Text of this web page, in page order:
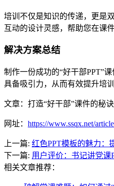
培训不仅是知识的传递，更是
互动的设计灵感，帮助您在课
解决方案总结
制作一份成功的“好干部PPT”
具备吸引力，从而有效提升培
文章：打造“好干部”课件的秘
网址： https://www.ssqx.net/
上一篇: 红色PPT模板的魅力：
下一篇: 用户评价：书记讲党课
相关文章推荐：